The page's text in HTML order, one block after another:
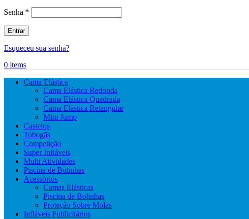
Senha *
Entrar
Esqueceu sua senha?
0 items
Cama Elástica
Cama Elástica Redonda
Cama Elástica Quadrada
Cama Elástica Retangular
Mini Jump
Castelos
Tobogãs
Competição
Super Infláveis
Multi Atividades
Piscina de Bolinhas
Acessórios
Camas Elásticas
Piscina de Bolinhas
Proteção Sobre Molas
Infláveis Publicitários